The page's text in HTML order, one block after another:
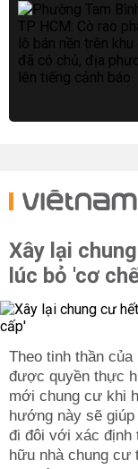
Xây lại
lúc bỏ 'cơ
Theo tinh thần
được quyền thực
mới chung cư khi
hướng này sẽ
đi đôi với xác định
hữu nhà chung cư